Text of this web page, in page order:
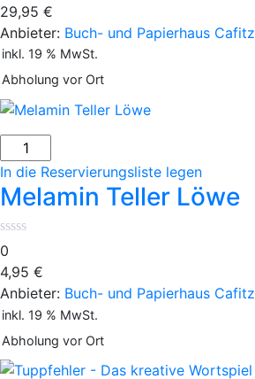
29,95 €
Anbieter: Buch- und Papierhaus Cafitz
inkl. 19 % MwSt.
Abholung vor Ort
Melamin
Teller
Löwe
Menge
In die Reservierungsliste legen
Melamin Teller Löwe
0
4,95 €
Anbieter: Buch- und Papierhaus Cafitz
inkl. 19 % MwSt.
Abholung vor Ort